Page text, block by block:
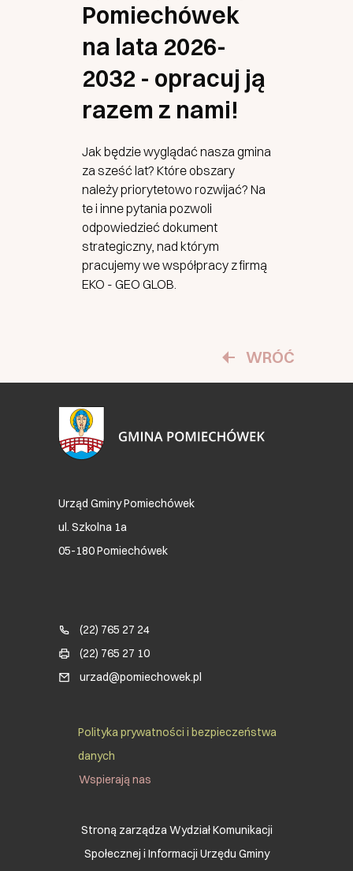
Pomiechówek
na lata 2026-
2032 - opracuj ją
razem z nami!
Jak będzie wyglądać nasza gmina
za sześć lat? Które obszary
należy priorytetowo rozwijać? Na
te i inne pytania pozwoli
odpowiedzieć dokument
strategiczny, nad którym
pracujemy we współpracy z firmą
EKO - GEO GLOB.
WRÓĆ
Urząd Gminy Pomiechówek
ul. Szkolna 1a
05-180 Pomiechówek
Blok kontaktowy (Footer)
(22) 765 27 24
(22) 765 27 10
urzad@pomiechowek.pl
Social Menu Footer
Polityka prywatności i bezpieczeństwa
danych
Wspierają nas
Stroną zarządza Wydział Komunikacji
Społecznej i Informacji Urzędu Gminy